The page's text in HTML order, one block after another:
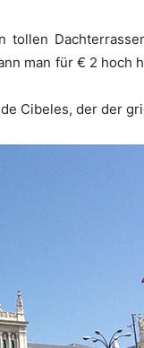
man für € 2
Cibeles, der der